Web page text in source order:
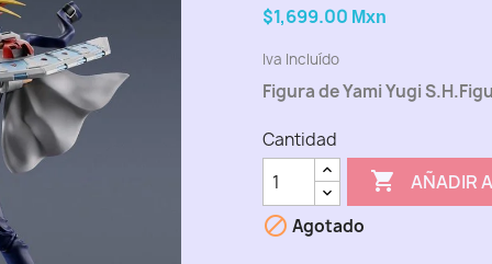
$1,699.00 Mxn
Iva Incluído
Figura de Yami Yugi
Cantidad
 AÑADIR
 Agotado